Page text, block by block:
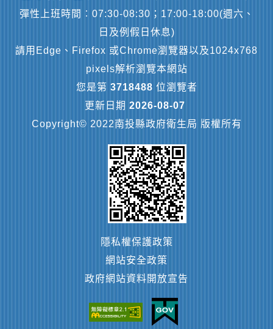
彈性上班時間︰07:30-08:30；17:00-18:00(週六、
日及例假日休息)
請用Edge、Firefox 或Chrome瀏覽器以及1024x768
pixels解析瀏覽本網站
您是第 3718488 位瀏覽者
更新日期 2026-08-07
Copyright© 2022南投縣政府衛生局 版權所有
隱私權保護政策
網站安全政策
政府網站資料開放宣告